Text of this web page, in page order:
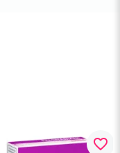
favorite_border